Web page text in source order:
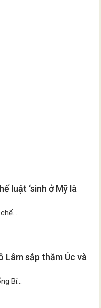
luật ‘sinh ở Mỹ là
Lâm sắp thăm Úc và
Bí...